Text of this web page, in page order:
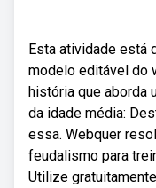
Esta atividade está
modelo editável do
história que aborda
da idade média:
essa. Webquer
feudalismo para
Utilize